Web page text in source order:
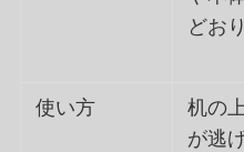
どお
使い方
机の
が逃